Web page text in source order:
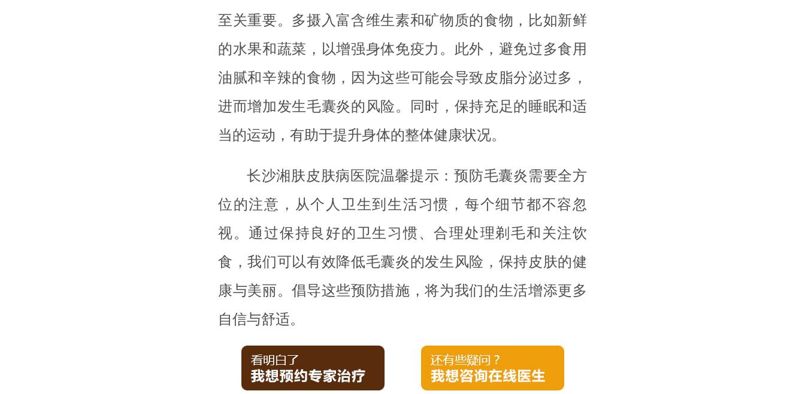
至关重要。多摄入富含维生素和矿物质的食物，比如新鲜
的水果和蔬菜，以增强身体免疫力。此外，避免过多食用
油腻和辛辣的食物，因为这些可能会导致皮脂分泌过多，
进而增加发生毛囊炎的风险。同时，保持充足的睡眠和适
当的运动，有助于提升身体的整体健康状况。
长沙湘肤皮肤病医院温馨提示：预防毛囊炎需要全方
位的注意，从个人卫生到生活习惯，每个细节都不容忽
视。通过保持良好的卫生习惯、合理处理剃毛和关注饮
食，我们可以有效降低毛囊炎的发生风险，保持皮肤的健
康与美丽。倡导这些预防措施，将为我们的生活增添更多
自信与舒适。